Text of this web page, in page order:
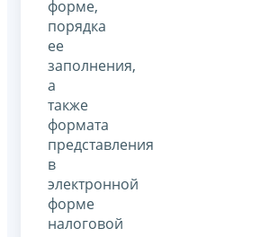
форме,
порядка
ее
заполнения,
а
также
формата
представления
в
электронной
форме
налоговой